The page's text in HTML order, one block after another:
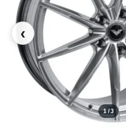
‹
1 / 3